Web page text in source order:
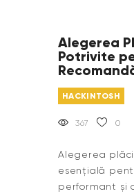
Alegerea
Potrivite
HACKINTOSH
367 0
Alegerea
esențială
performant și